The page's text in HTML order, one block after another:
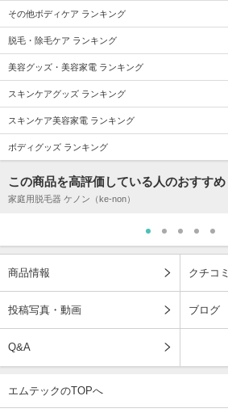
その他ボディケア ランキング
脱毛・除毛ケア ランキング
美容グッズ・美容家電 ランキング
スキンケアグッズ ランキング
スキンケア美容家電 ランキング
ボディグッズ ランキング
この商品を高評価している人のおすすめ
家庭用脱毛器 ケノン（ke-non）
商品情報 クチコミ
投稿写真・動画 ブログ
Q&A
エムテックのTOPへ